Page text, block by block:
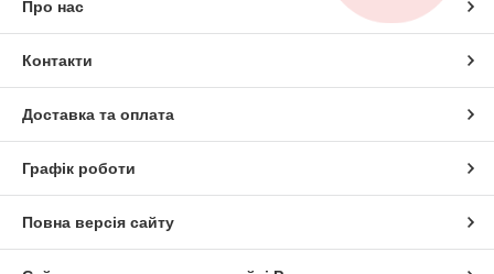
Про нас
Контакти
Доставка та оплата
Графік роботи
Повна версія сайту